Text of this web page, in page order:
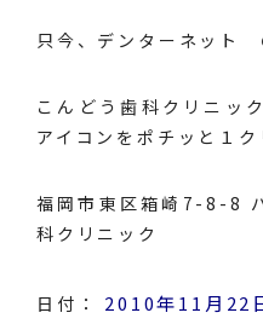
只今、 デンターネット
こんどう歯科クリニッ
アイコンをポチッと１
福岡市東区箱崎7-8-8
科クリニック
日付： 2010年11月22